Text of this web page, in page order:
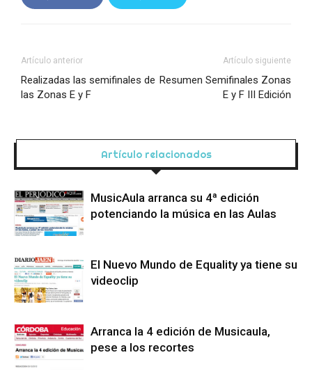
Artículo anterior
Realizadas las semifinales de
las Zonas E y F
Artículo siguiente
Resumen Semifinales Zonas
E y F III Edición
Artículo relacionados
MusicAula arranca su 4ª edición
potenciando la música en las Aulas
El Nuevo Mundo de Equality ya tiene su
videoclip
Arranca la 4 edición de Musicaula,
pese a los recortes